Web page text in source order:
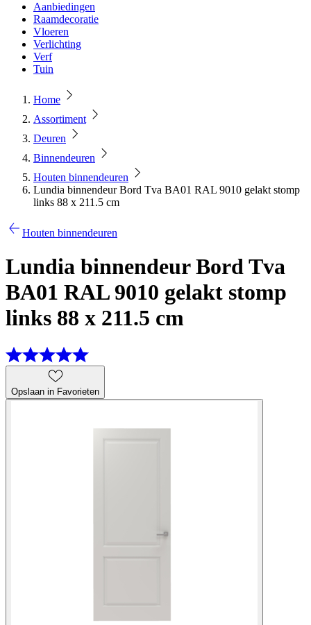
Aanbiedingen
Raamdecoratie
Vloeren
Verlichting
Verf
Tuin
Home
Assortiment
Deuren
Binnendeuren
Houten binnendeuren
Lundia binnendeur Bord Tva BA01 RAL 9010 gelakt stomp
links 88 x 211.5 cm
Houten binnendeuren
Lundia binnendeur Bord Tva
BA01 RAL 9010 gelakt stomp
links 88 x 211.5 cm
Opslaan in Favorieten